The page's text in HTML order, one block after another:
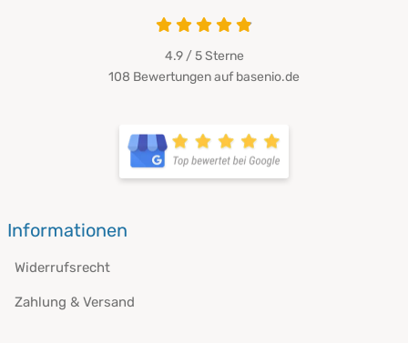
4.9 / 5Sterne
108 Bewertungen auf basenio.de
Informationen
Widerrufsrecht
Zahlung & Versand